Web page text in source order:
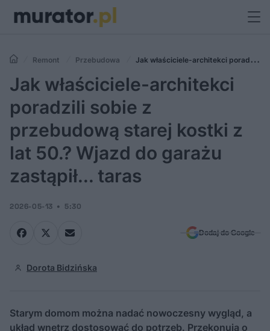
Remont Przebudowa
Jak właściciele-architekci poradzili
sobie z przebudową starej kostki z lat 50.? Wjazd do garażu zastąpił...
taras
Jak właściciele-architekci
poradzili sobie z
przebudową starej kostki z
lat 50.? Wjazd do garażu
zastąpił... taras
2026-05-13 5:30
Dodaj do Google
Dorota Bidzińska
Starym domom można nadać nowoczesny wygląd, a
układ wnętrz dostosować do potrzeb. Przekonują o